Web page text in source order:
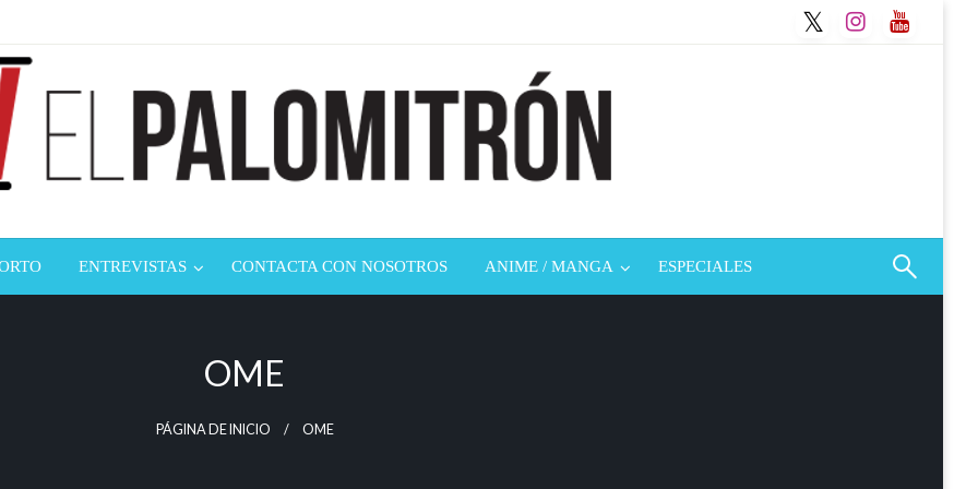
ENTREVISTAS CONTACTA CON NOSOTROS ANIME / MANGA ESPECIALES
OME
PÁGINA DE INICIO OME